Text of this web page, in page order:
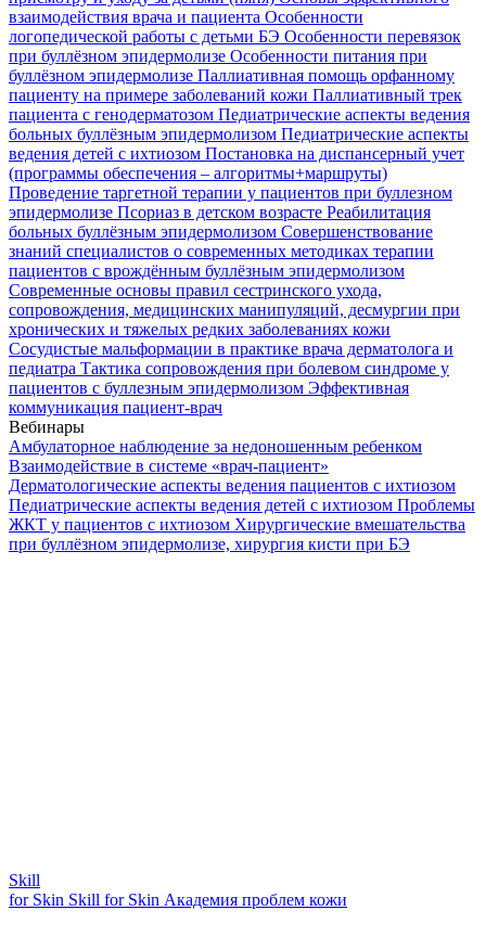
взаимодействия врача и пациента Особенности
логопедической работы с детьми БЭ Особенности перевязок
при буллёзном эпидермолизе Особенности питания при
буллёзном эпидермолизе Паллиативная помощь орфанному
пациенту на примере заболеваний кожи Паллиативный трек
пациента с генодерматозом Педиатрические аспекты ведения
больных буллёзным эпидермолизом Педиатрические аспекты
ведения детей с ихтиозом Постановка на диспансерный учет
(программы обеспечения – алгоритмы+маршруты)
Проведение таргетной терапии у пациентов при буллезном
эпидермолизе Псориаз в детском возрасте Реабилитация
больных буллёзным эпидермолизом Совершенствование
знаний специалистов о современных методиках терапии
пациентов с врождённым буллёзным эпидермолизом
Современные основы правил сестринского ухода,
сопровождения, медицинских манипуляций, десмургии при
хронических и тяжелых редких заболеваниях кожи
Сосудистые мальформации в практике врача дерматолога и
педиатра Тактика сопровождения при болевом синдроме у
пациентов с буллезным эпидермолизом Эффективная
коммуникация пациент-врач
Вебинары
Амбулаторное наблюдение за недоношенным ребенком
Взаимодействие в системе «врач-пациент»
Дерматологические аспекты ведения пациентов с ихтиозом
Педиатрические аспекты ведения детей с ихтиозом Проблемы
ЖКТ у пациентов с ихтиозом Хирургические вмешательства
при буллёзном эпидермолизе, хирургия кисти при БЭ
Skill
for Skin Skill for Skin Академия проблем кожи